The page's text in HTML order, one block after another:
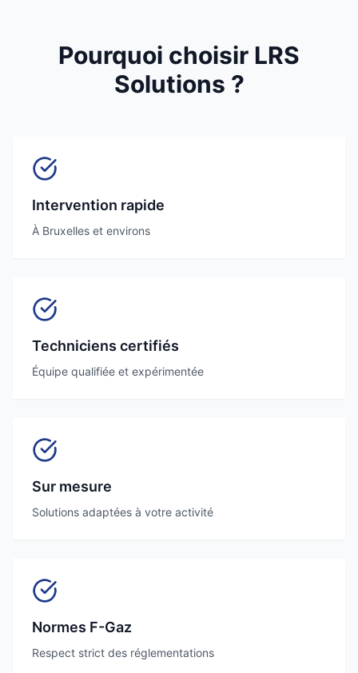
Pourquoi choisir LRS
Solutions ?
Intervention rapide
À Bruxelles et environs
Techniciens certifiés
Équipe qualifiée et expérimentée
Sur mesure
Solutions adaptées à votre activité
Normes F-Gaz
Respect strict des réglementations